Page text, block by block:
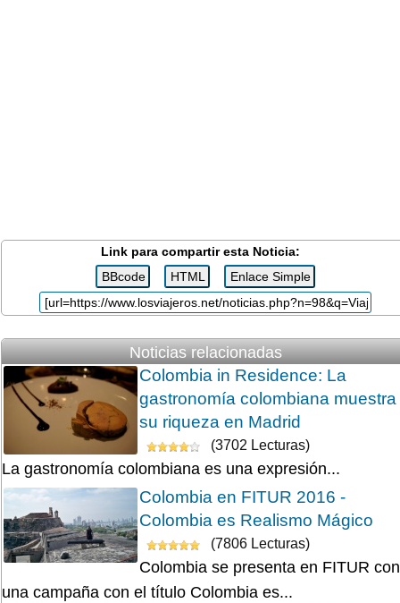
Link para compartir esta Noticia:
Noticias relacionadas
Colombia in Residence: La
gastronomía colombiana muestra
su riqueza en Madrid
(3702 Lecturas)
La gastronomía colombiana es una expresión...
Colombia en FITUR 2016 -
Colombia es Realismo Mágico
(7806 Lecturas)
Colombia se presenta en FITUR con
una campaña con el título Colombia es...